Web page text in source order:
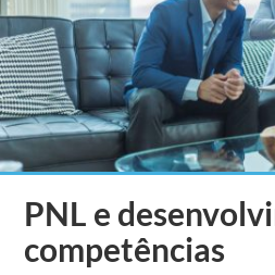
PNL e
competências